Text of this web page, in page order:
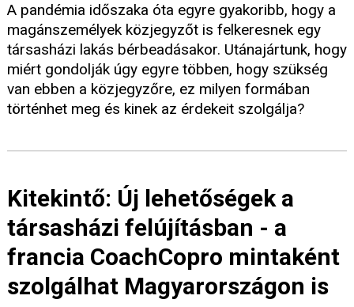
A pandémia időszaka óta egyre gyakoribb, hogy a
magánszemélyek közjegyzőt is felkeresnek egy
társasházi lakás bérbeadásakor. Utánajártunk, hogy
miért gondolják úgy egyre többen, hogy szükség
van ebben a közjegyzőre, ez milyen formában
történhet meg és kinek az érdekeit szolgálja?
Kitekintő: Új lehetőségek a
társasházi felújításban - a
francia CoachCopro mintaként
szolgálhat Magyarországon is